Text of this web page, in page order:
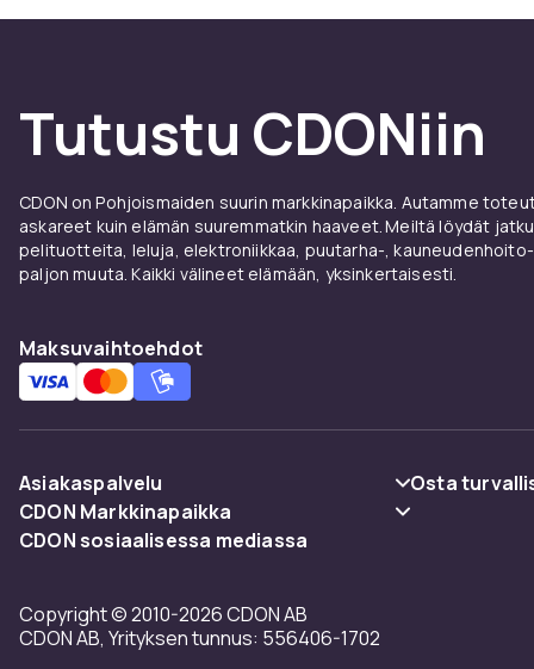
Tutustu CDONiin
CDON on Pohjoismaiden suurin markkinapaikka. Autamme
askareet kuin elämän suuremmatkin haaveet. Meiltä löydät
pelituotteita, leluja, elektroniikkaa, puutarha-,
paljon muuta. Kaikki välineet elämään, yksinkertaisesti.
Maksuvaihtoehdot
Asiakaspalvelu
Usein kysyttyä (UKK)
Peruuta & palauta tästä
Osta
CDON Markkinapaikka
Merchant Help Center
CDON sosiaalisessa mediassa
Copyright © 2010-2026 CDON AB
CDON AB, Yrityksen tunnus: 556406-1702